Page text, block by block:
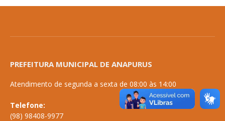
PREFEITURA MUNICIPAL DE ANAPURUS
Atendimento de segunda a sexta de 08:00 às 14:00
Telefone:
(98) 98408-9977